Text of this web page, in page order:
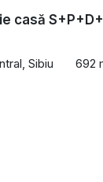
casă
Sibiu 692